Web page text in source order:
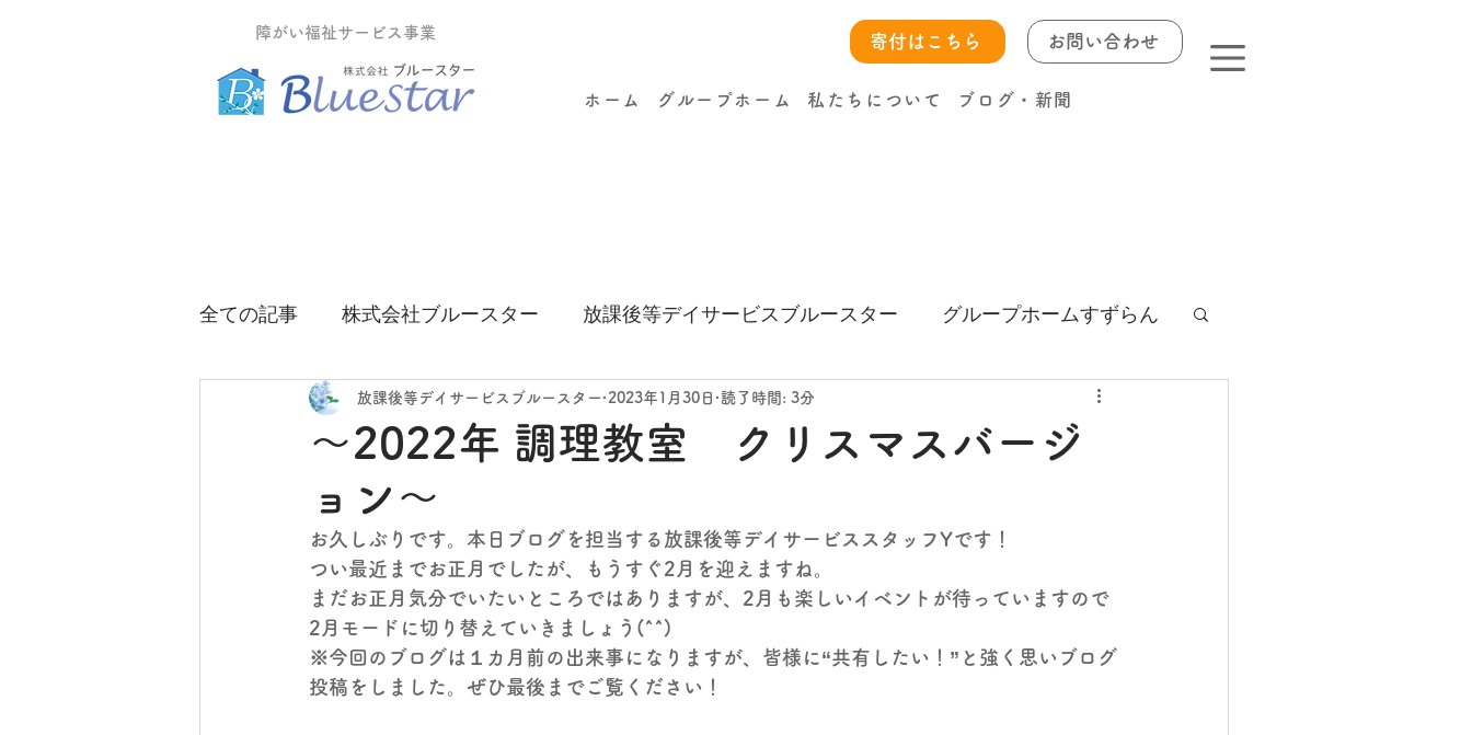
障がい福祉サービス事業 寄付はこちら お問い合わせ
ホーム グループホーム 私たちについて ブログ・新聞
全ての記事 株式会社ブルースター 放課後等デイサービスブルースター グループホームすずらん
グループホームティーツリー
～2022年 調理教室 クリスマスバージ
ョン～
放課後等デイサービスブルースター 2023年1月30日 読了時間: 3分
お久しぶりです。本日ブログを担当する放課後等デイサービススタッフYです！
つい最近までお正月でしたが、もうすぐ2月を迎えますね。
まだお正月気分でいたいところではありますが、2月も楽しいイベントが待っていますので
2月モードに切り替えていきましょう(^^)
※今回のブログは１カ月前の出来事になりますが、皆様に“共有したい！”と強く思いブログ
投稿をしました。ぜひ最後までご覧ください！